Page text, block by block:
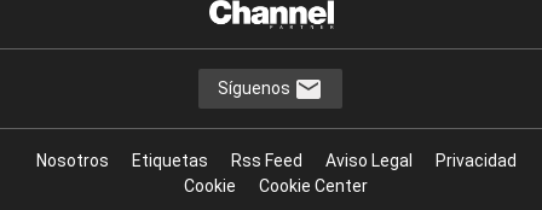
Síguenos
Nosotros Etiquetas Rss Feed Aviso Legal
Privacidad
Cookie
Cookie Center